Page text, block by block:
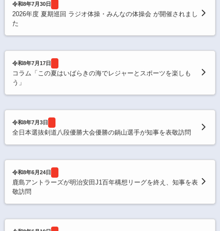
令和8年7月30日
2026年度 夏期巡回 ラジオ体操・みんなの体操会 が開催されまし
た
令和8年7月17日
コラム「この夏はいばらきの海でレジャーとスポーツを楽しも
う」
令和8年7月3日
全日本選抜剣道八段優勝大会優勝の鍋山選手が知事を表敬訪問
令和8年6月24日
鹿島アントラーズが明治安田J1百年構想リーグを終え、知事を表
敬訪問